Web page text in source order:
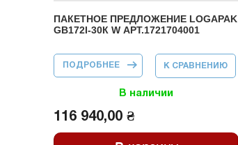
ПАКЕТНОЕ ПРЕДЛОЖЕНИЕ LOGAPAK
GB172I-30К W АРТ.1721704001
116 940,00 ₴
К СРАВНЕНИЮ
В наличии
ПОДРОБНЕЕ О ПАКЕТНОЕ
ПРЕДЛОЖЕНИЕ
GB172I-30К W
АРТ.1721704001